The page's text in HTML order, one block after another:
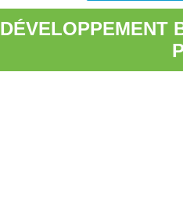
DÉVELOPPEMENT